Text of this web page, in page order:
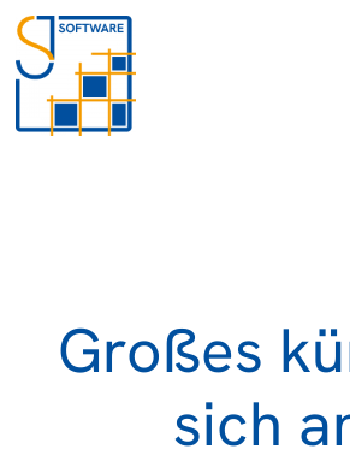
Großes
sich